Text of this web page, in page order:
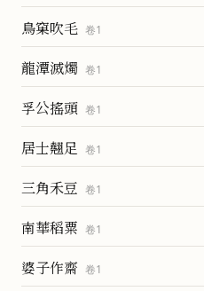
鳥窠吹毛 卷1
龍潭滅燭 卷1
孚公搖頭 卷1
居士翹足 卷1
三角禾豆 卷1
南華稻粟 卷1
婆子作齋 卷1